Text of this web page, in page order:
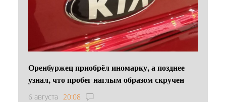
Оренбуржец приобрёл иномарку, а позднее
узнал, что пробег наглым образом скручен
6 августа 20:08